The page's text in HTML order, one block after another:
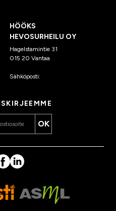
HÖÖKS
HEVOSURHEILU OY
Hagelstamintie 31
015 20 Vantaa
Sähköposti:
OK